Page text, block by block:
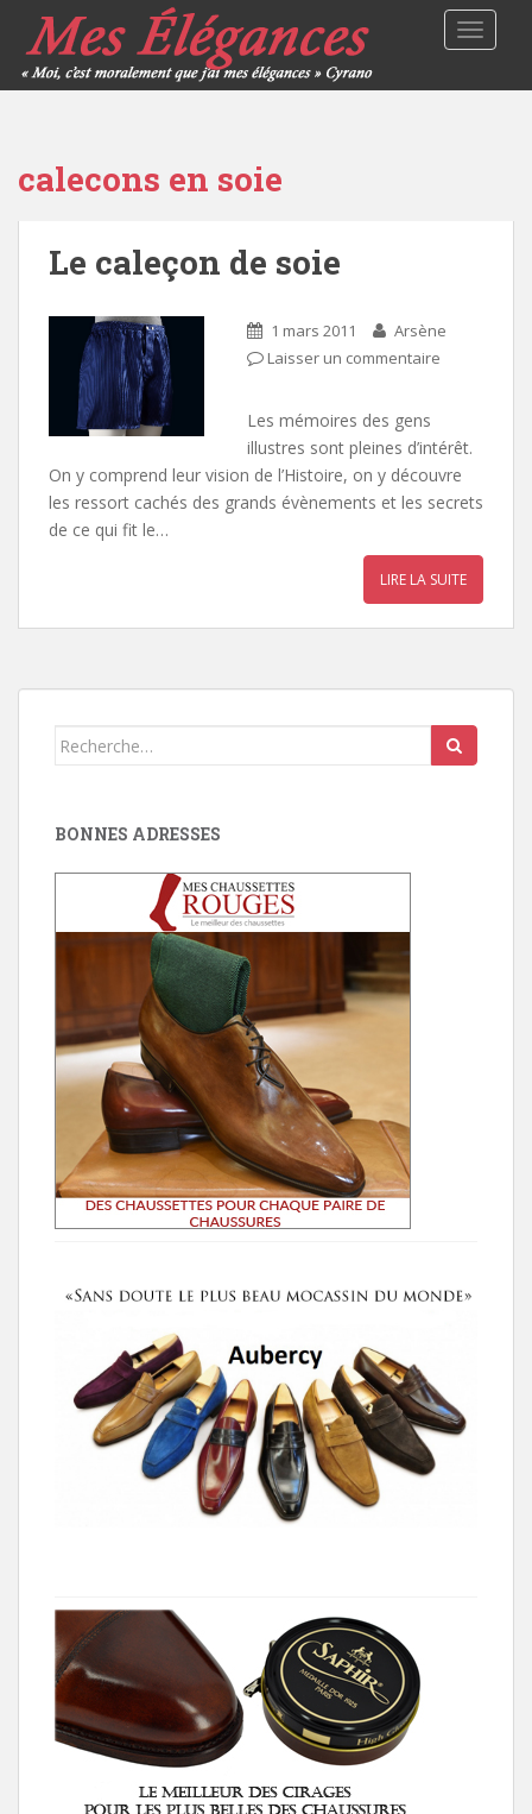
calecons en soie
Le caleçon de soie
1 mars 2011
Arsène
Laisser un commentaire
Les mémoires des gens
illustres sont pleines d’intérêt.
On y comprend leur vision de l’Histoire, on y découvre
les ressort cachés des grands évènements et les secrets
de ce qui fit le…
LIRE LA SUITE
Search
BONNES ADRESSES